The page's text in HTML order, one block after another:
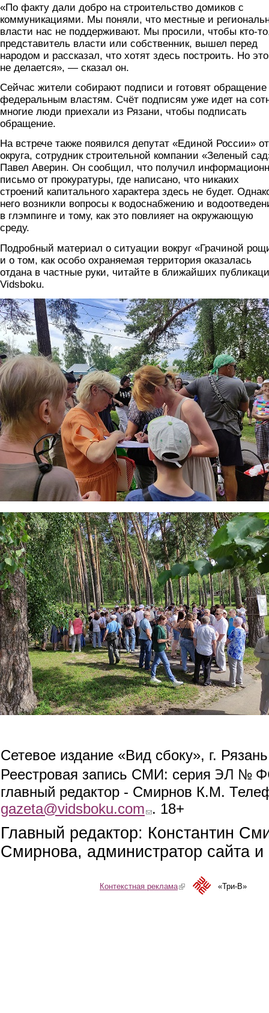
«По факту дали добро на строительство домиков с
коммуникациями. Мы поняли, что местные и
власти нас не поддерживают. Мы просили, чтобы кто-
представитель власти или собственник, вышел перед
народом и рассказал, что хотят здесь построить. Но
не делается», — сказал он.
Сейчас жители собирают подписи и готовят обращение
федеральным властям. Счёт подписям уже идет на
многие люди приехали из Рязани, чтобы подписать
обращение.
На встрече также появился депутат «Единой России» от
округа, сотрудник строительной компании «Зеленый
Павел Аверин. Он сообщил, что получил
письмо от прокуратуры, где написано, что никаких
строений капитального характера здесь не будет.
него возникли вопросы к водоснабжению и
в глэмпинге и тому, как это повлияет на окружающую
среду.
Подробный материал о ситуации вокруг «Грачиной
и о том, как особо охраняемая территория оказалась
отдана в частные руки, читайте в ближайших
Vidsboku.
solotcha3.jpg
solotcha2.jpg
Сетевое издание «Вид сбоку», г.
Реестровая запись СМИ: серия ЭЛ №
главный редактор - Смирнов К.М.
gazeta@vidsboku.com (link sends e-mail)
. 18+
Главный редактор: Константин
Смирнова, администратор сайта
Контекстная реклама(link is external)«Три-В»